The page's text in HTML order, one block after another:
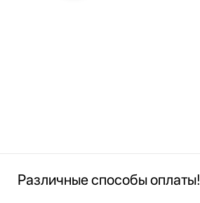
Различные способы оплаты!